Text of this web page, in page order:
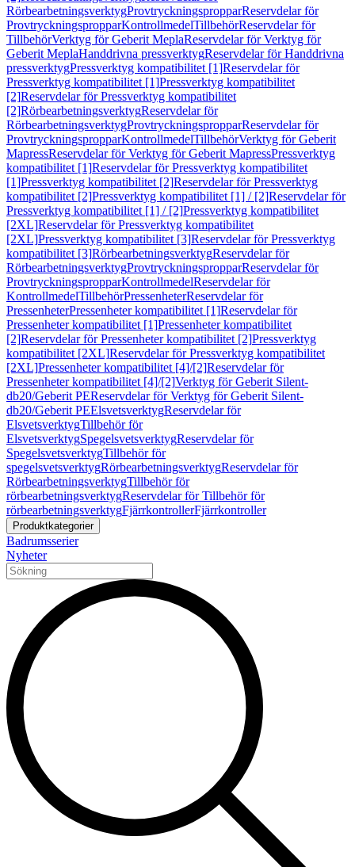
RörbearbetningsverktygProvtryckningspropparReservdelar för
ProvtryckningspropparKontrollmedelTillbehörReservdelar för
TillbehörVerktyg för Geberit MeplaReservdelar för Verktyg för
Geberit MeplaHanddrivna pressverktygReservdelar för Handdrivna
pressverktygPressverktyg kompatibilitet [1]Reservdelar för
Pressverktyg kompatibilitet [1]Pressverktyg kompatibilitet
[2]Reservdelar för Pressverktyg kompatibilitet
[2]RörbearbetningsverktygReservdelar för
RörbearbetningsverktygProvtryckningspropparReservdelar för
ProvtryckningspropparKontrollmedelTillbehörVerktyg för Geberit
MapressReservdelar för Verktyg för Geberit MapressPressverktyg
kompatibilitet [1]Reservdelar för Pressverktyg kompatibilitet
[1]Pressverktyg kompatibilitet [2]Reservdelar för Pressverktyg
kompatibilitet [2]Pressverktyg kompatibilitet [1] / [2]Reservdelar för
Pressverktyg kompatibilitet [1] / [2]Pressverktyg kompatibilitet
[2XL]Reservdelar för Pressverktyg kompatibilitet
[2XL]Pressverktyg kompatibilitet [3]Reservdelar för Pressverktyg
kompatibilitet [3]RörbearbetningsverktygReservdelar för
RörbearbetningsverktygProvtryckningspropparReservdelar för
ProvtryckningspropparKontrollmedelReservdelar för
KontrollmedelTillbehörPressenheterReservdelar för
PressenheterPressenheter kompatibilitet [1]Reservdelar för
Pressenheter kompatibilitet [1]Pressenheter kompatibilitet
[2]Reservdelar för Pressenheter kompatibilitet [2]Pressverktyg
kompatibilitet [2XL]Reservdelar för Pressverktyg kompatibilitet
[2XL]Pressenheter kompatibilitet [4]/[2]Reservdelar för
Pressenheter kompatibilitet [4]/[2]Verktyg för Geberit Silent-
db20/Geberit PEReservdelar för Verktyg för Geberit Silent-
db20/Geberit PEElsvetsverktygReservdelar för
ElsvetsverktygTillbehör för
ElsvetsverktygSpegelsvetsverktygReservdelar för
SpegelsvetsverktygTillbehör för
spegelsvetsverktygRörbearbetningsverktygReservdelar för
RörbearbetningsverktygTillbehör för
rörbearbetningsverktygReservdelar för Tillbehör för
rörbearbetningsverktygFjärrkontrollerFjärrkontroller
Produktkategorier
Badrumsserier
Nyheter